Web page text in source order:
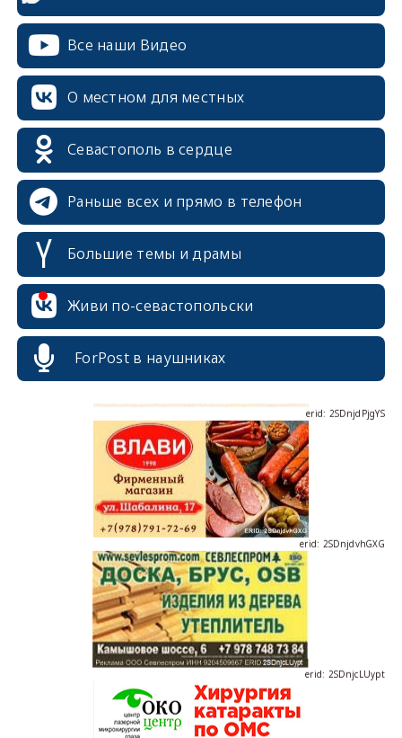
Все наши Видео
О местном для местных
Севастополь в сердце
Раньше всех и прямо в телефон
Большие темы и драмы
Живи по-севастопольски
ForPost в наушниках
erid: 2SDnjdvhGXG
erid: 2SDnjcLUypt